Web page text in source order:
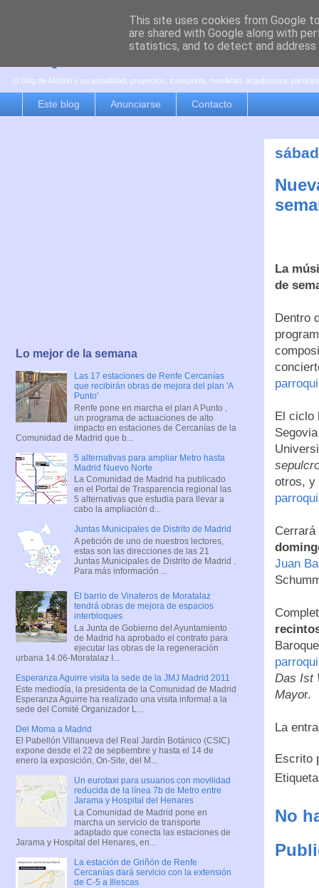
es por madrid
El blog de Madrid y su actualidad, proyectos, transporte, movilidad, arquitectura,
Este blog Anunciarse Contacto
La
de
Dentro
El ciclo
otros, y
Juan
Das Ist
Mayor.
La
Escrito
No
Lo mejor de la semana
Las 17 estaciones de Renfe Cercanías
que recibirán obras de mejora del plan 'A
Punto'
Renfe pone en marcha el plan A Punto ,
un programa de actuaciones de alto
impacto en estaciones de Cercanías de la
Comunidad de Madrid que b...
5 alternativas para ampliar Metro hasta
Madrid Nuevo Norte
La Comunidad de Madrid ha publicado
en el Portal de Trasparencia regional las
5 alternativas que estudia para llevar a
cabo la ampliación d...
Juntas Municipales de Distrito de Madrid
A petición de uno de nuestros lectores,
estas son las direcciones de las 21
Juntas Municipales de Distrito de Madrid .
Para más información ...
El barrio de Vinateros de Moratalaz
tendrá obras de mejora de espacios
interbloques
La Junta de Gobierno del Ayuntamiento
de Madrid ha aprobado el contrato para
ejecutar las obras de la regeneración
urbana 14.06-Moratalaz I...
Esperanza Aguirre visita la sede de la JMJ Madrid 2011
Este mediodía, la presidenta de la Comunidad de Madrid
Esperanza Aguirre ha realizado una visita informal a la
sede del Comité Organizador L...
Del Moma a Madrid
El Pabellón Villanueva del Real Jardín Botánico (CSIC)
expone desde el 22 de septiembre y hasta el 14 de
enero la exposición, On-Site, del M...
Un eurotaxi para usuarios con movilidad
reducida de la línea 7b de Metro entre
Jarama y Hospital del Henares
La Comunidad de Madrid pone en
marcha un servicio de transporte
adaptado que conecta las estaciones de
Jarama y Hospital del Henares, en...
La estación de Griñón de Renfe
Cercanías dará servicio con la extensión
de C-5 a Illescas
This site uses cookies from Google
are shared with Google along with
statistics, and to detect and address